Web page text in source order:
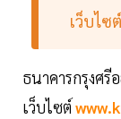
เว็บไซต์
ธนาคารกรุงศ
เว็บไซต์